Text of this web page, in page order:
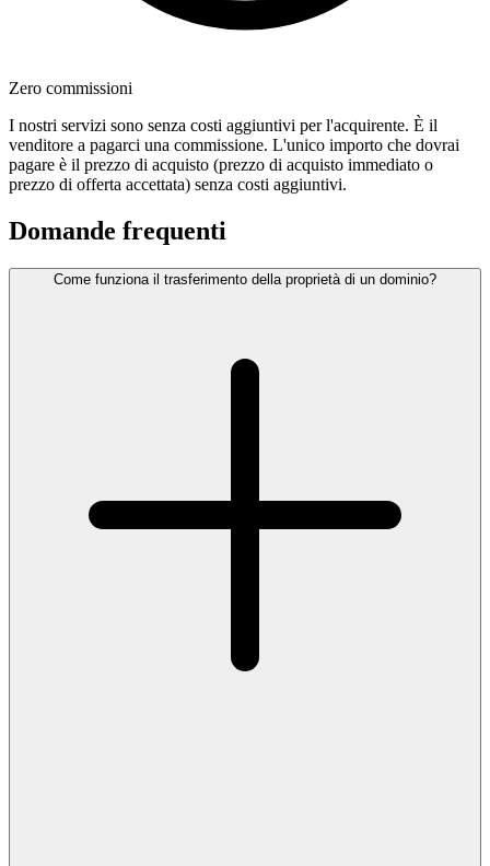
Zero commissioni
I nostri servizi sono senza costi aggiuntivi per l'acquirente. È il
venditore a pagarci una commissione. L'unico importo che dovrai
pagare è il prezzo di acquisto (prezzo di acquisto immediato o
prezzo di offerta accettata) senza costi aggiuntivi.
Domande frequenti
Come funziona il trasferimento della proprietà di un dominio?